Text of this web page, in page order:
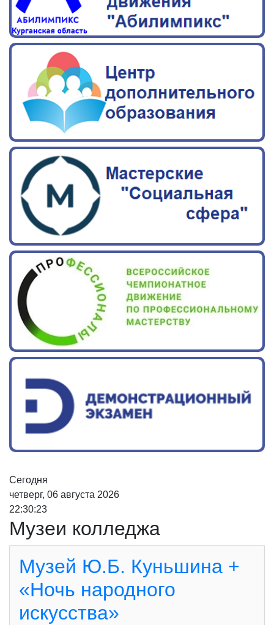
Сегодня
четверг, 06 августа 2026
22:30:24
Музеи колледжа
Музей Ю.Б. Куньшина +
«Ночь народного
искусства»